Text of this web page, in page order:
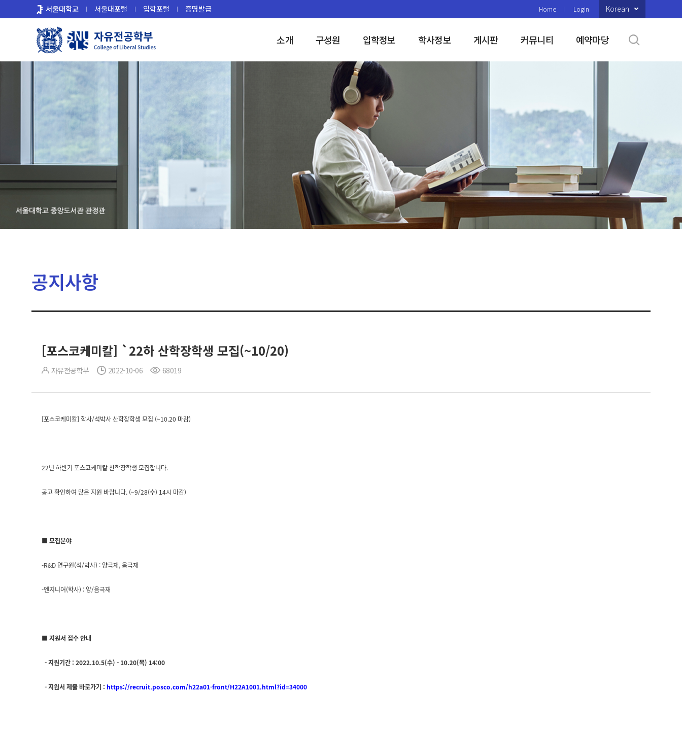
로
서울대학교 서울대포털 입학포털 증명발급 Home Login Korean
소개 구성원 입학정보 학사정보 게시판 커뮤니티 예약마당
공지사항
[포스코케미칼] `22하 산학장학생 모집(~10/20)
자유전공학부 2022-10-06 68019
[포스코케미칼] 학사/석박사 산학장학생 모집 (~10.20 마감)
22년 하반기 포스코케미칼 산학장학생 모집합니다.
공고 확인하여 많은 지원 바랍니다. (~9/28(수) 14시 마감)
■ 모집분야
-R&D 연구원(석/박사) : 양극재, 음극재
-엔지니어(학사) : 양/음극재
■ 지원서 접수 안내
-지원기간 : 2022.10.5(수) - 10.20(목) 14:00
-지원서 제출 바로가기 : https://recruit.posco.com/h22a01-front/H22A1001.html?id=34000